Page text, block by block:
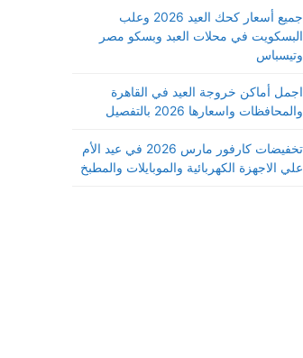
جميع أسعار كحك العيد 2026 وعلب
البسكويت في محلات العبد وبسكو مصر
وتيسباس
اجمل أماكن خروجة العيد في القاهرة
والمحافظات واسعارها 2026 بالتفصيل
تخفيضات كارفور مارس 2026 في عيد الأم
علي الاجهزة الكهربائية والموبايلات والمطبخ